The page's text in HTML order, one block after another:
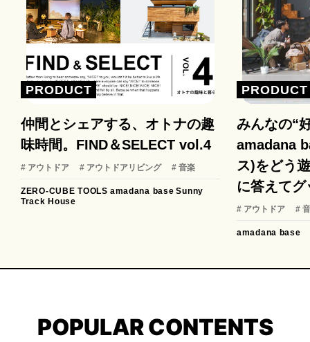
PRODUCT
仲間とシェアする、オトナの趣
味時間。FIND＆SELECT vol.4
# アウトドア # アウトドアリビング # 音楽
ZERO-CUBE TOOLS amadana base Sunny
Track House
PRODUCT
みんなの“
amadana
ス)をどう
に答えて
# アウトドア #
amadana base
POPULAR CONTENTS